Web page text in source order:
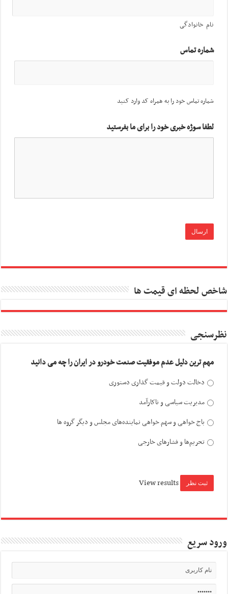
نام خانوادگی
شماره تماس
شماره تماس خود را به همراه کد وارد کنید
لطفا سوژه خبری خود را برای ما بفرستید
شاخص لحظه ای قیمت ها
نظرسنجی
مهم ترین دلیل عدم موفقیت صنعت خودرو در ایران را چه می دانید
دخالت دولت و قیمت گذاری دستوری
مدیریت سیاسی و ناکارآمد
باج خواهی و سهم خواهی نماینده‌های مجلس و دیگر گروه ها
تحریم‌ها و فشارهای خارجی
View results
ورود سریع